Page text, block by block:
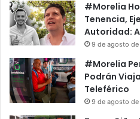
#Morelia
Tenencia,
Autoridad:
9 de agosto
#Morelia
Podrán
Teleférico
9 de agosto